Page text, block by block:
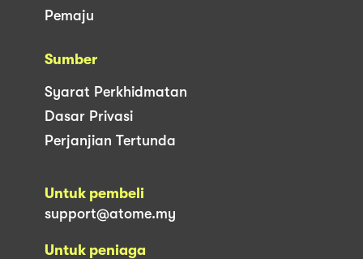
Pemaju
Sumber
Syarat Perkhidmatan
Dasar Privasi
Perjanjian Tertunda
Untuk pembeli
support@atome.my
Untuk peniaga